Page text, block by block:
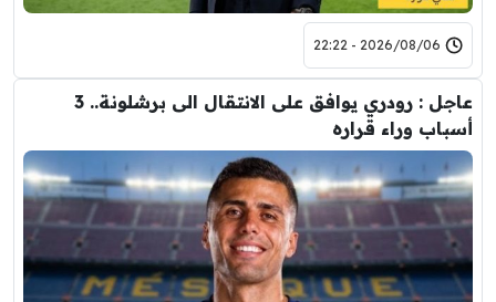
2026/08/06 - 22:22
عاجل : رودري يوافق على الانتقال الى برشلونة.. 3
أسباب وراء قراره